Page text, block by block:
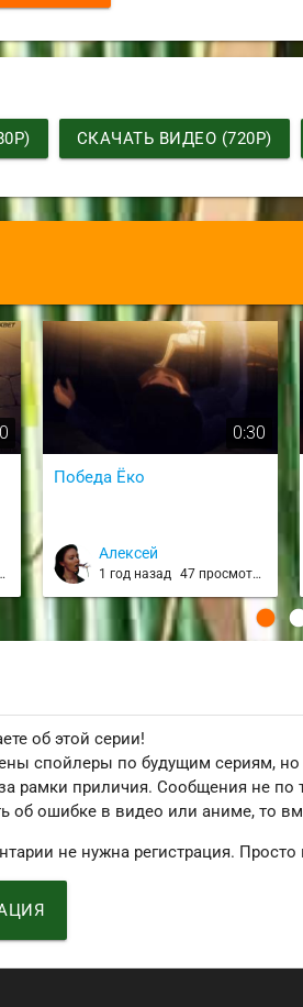
СКАЧАТЬ ВИДЕО (720P)
0:30
Победа Ёко
Алексей
1 год назад 47 просмотров
об этой серии!
спойлеры по будущим сериям,
рамки приличия. Сообщения не по
об ошибке в видео или аниме, то
не нужна регистрация.